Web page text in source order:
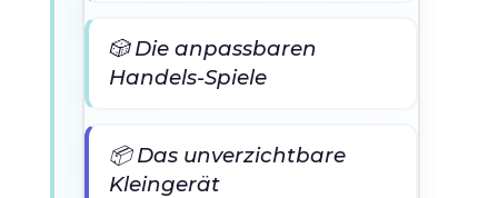
🎲 Die anpassbaren
Handels-Spiele
📦 Das unverzichtbare
Kleingerät